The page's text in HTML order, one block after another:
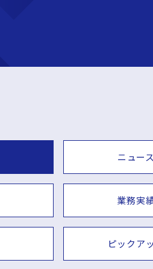
ニュー
業務実
ピックア